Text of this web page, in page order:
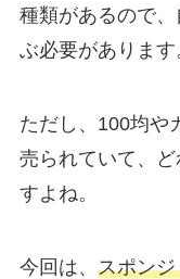
種類があるので
ぶ必要があります
ただし、100均や
売られていて、
すよね。
今回は、 スポン